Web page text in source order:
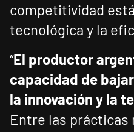
competitividad
tecnológica y la
“El productor
capacidad de
la innovación y la
Entre las prácticas